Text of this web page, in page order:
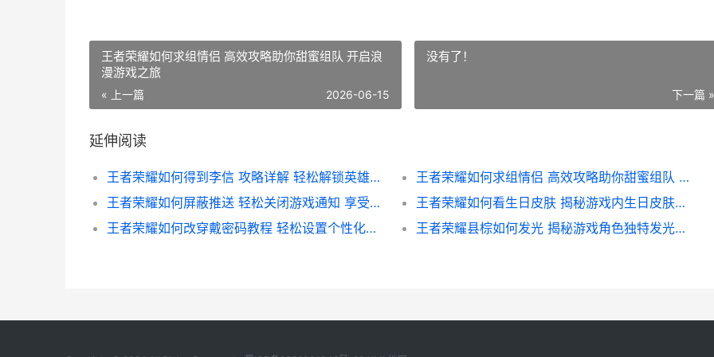
王者荣耀如何求组情侣 高效攻略助你甜蜜组队 开启浪
漫游戏之旅
« 上一篇 2026-06-15
没有了！
下一篇 »
延伸阅读
王者荣耀如何得到李信 攻略详解 轻松解锁英雄秘籍
王者荣耀如何求组情侣 高效攻略助你甜蜜组队 开启浪漫游戏之旅
王者荣耀如何屏蔽推送 轻松关闭游戏通知 享受无打扰游戏体验指南
王者荣耀如何看生日皮肤 揭秘游戏内生日皮肤识别与收藏攻略
王者荣耀如何改穿戴密码教程 轻松设置个性化穿戴密码攻略
王者荣耀县棕如何发光 揭秘游戏角色独特发光效果解析